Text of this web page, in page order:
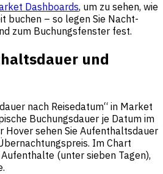
Dashboards, um zu sehen, wie
buchen – so legen Sie Nacht-
zum Buchungsfenster fest.
und
nach Reisedatum“ in Market
Buchungsdauer je Datum im
Hover sehen Sie Aufenthaltsdauer
Im Chart
(unter sieben Tagen),